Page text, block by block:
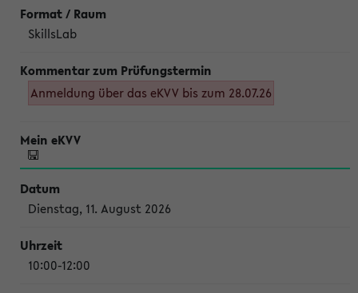
SkillsLab
Anmeldung über das eKVV bis zum 28.07.26
Dienstag, 11. August 2026
10:00-12:00